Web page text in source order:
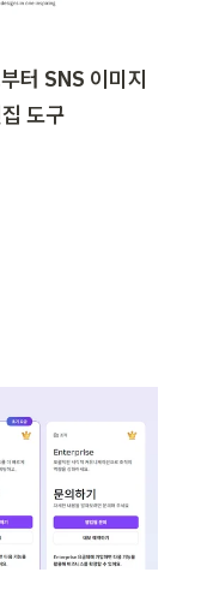
터 SNS 이미지
도구